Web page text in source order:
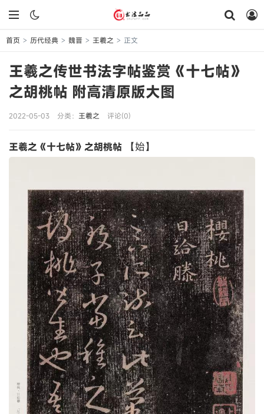
首页 > 历代经典 > 魏晋 > 王羲之 > 正文
王羲之传世书法字帖鉴赏《十七帖》
之胡桃帖 附高清原版大图
2022-05-03 分类： 王羲之 评论(0)
王羲之《十七帖》之胡桃帖 【始】